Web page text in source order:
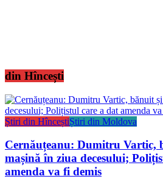
din Hîncești
Știri din HînceștiȘtiri din Moldova
Cernăuțeanu: Dumitru Vartic,
mașină în ziua decesului;
amenda va fi demis